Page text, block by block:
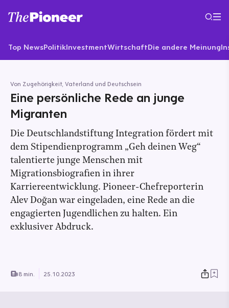
Top NewsPolitikInvestmentWirtschaftDie andere Meinung
Von Zugehörigkeit, Vaterland und Deutschsein
Eine persönliche Rede an junge
Migranten
Die Deutschlandstiftung Integration fördert mit
dem Stipendienprogramm „Geh deinen Weg“
talentierte junge Menschen mit
Migrationsbiografien in ihrer
Karriereentwicklung. Pioneer-Chefreporterin
Alev Doğan war eingeladen, eine Rede an die
engagierten Jugendlichen zu halten. Ein
exklusiver Abdruck.
8 min. 25.10.2023